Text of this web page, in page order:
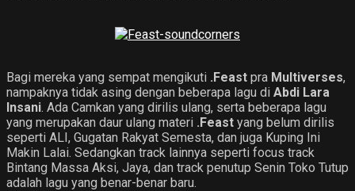
Bagi mereka yang sempat mengikuti .Feast pra Multiverses,
nampaknya tidak asing dengan beberapa lagu di Abdi Lara
Insani. Ada Camkan yang dirilis ulang, serta beberapa lagu
yang merupakan daur ulang materi .Feast yang belum dirilis
seperti ALI, Gugatan Rakyat Semesta, dan juga Kuping Ini
Makin Lalai. Sedangkan track lainnya seperti focus track
Bintang Massa Aksi, Jaya, dan track penutup Senin Toko Tutup
adalah lagu yang benar-benar baru.